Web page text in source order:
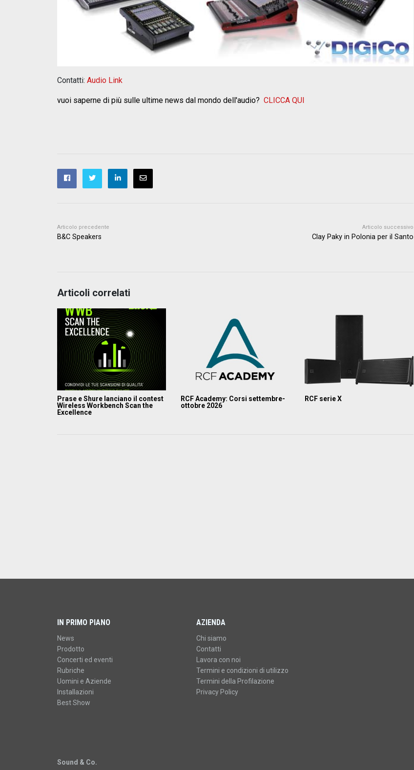
Contatti: Audio Link
vuoi saperne di più sulle ultime news dal mondo dell'audio? CLICCA QUI
Articolo precedente
B&C Speakers
Articolo successivo
Clay Paky in Polonia per il Santo
Articoli correlati
Prase e Shure lanciano il contest
Wireless Workbench Scan the
Excellence
RCF Academy: Corsi settembre-
ottobre 2026
RCF serie X
IN PRIMO PIANO
News
Prodotto
Concerti ed eventi
Rubriche
Uomini e Aziende
Installazioni
Best Show
AZIENDA
Chi siamo
Contatti
Lavora con noi
Termini e condizioni di utilizzo
Termini della Profilazione
Privacy Policy
Sound & Co.